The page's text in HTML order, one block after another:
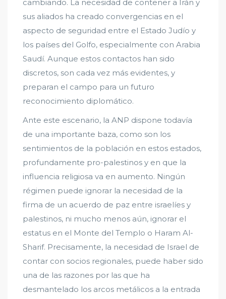
cambiando. La necesidad de contener a Irán y
sus aliados ha creado convergencias en el
aspecto de seguridad entre el Estado Judío y
los países del Golfo, especialmente con Arabia
Saudí. Aunque estos contactos han sido
discretos, son cada vez más evidentes, y
preparan el campo para un futuro
reconocimiento diplomático.
Ante este escenario, la ANP dispone todavía
de una importante baza, como son los
sentimientos de la población en estos estados,
profundamente pro-palestinos y en que la
influencia religiosa va en aumento. Ningún
régimen puede ignorar la necesidad de la
firma de un acuerdo de paz entre israelíes y
palestinos, ni mucho menos aún, ignorar el
estatus en el Monte del Templo o Haram Al-
Sharif. Precisamente, la necesidad de Israel de
contar con socios regionales, puede haber sido
una de las razones por las que ha
desmantelado los arcos metálicos a la entrada